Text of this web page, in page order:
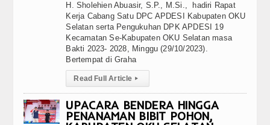
H. Sholehien Abuasir, S.P., M.Si., hadiri Rapat
Kerja Cabang Satu DPC APDESI Kabupaten OKU
Selatan serta Pengukuhan DPK APDESI 19
Kecamatan Se-Kabupaten OKU Selatan masa
Bakti 2023- 2028, Minggu (29/10/2023).
Bertempat di Graha
Read Full Article ▸
UPACARA BENDERA HINGGA
PENANAMAN BIBIT POHON,